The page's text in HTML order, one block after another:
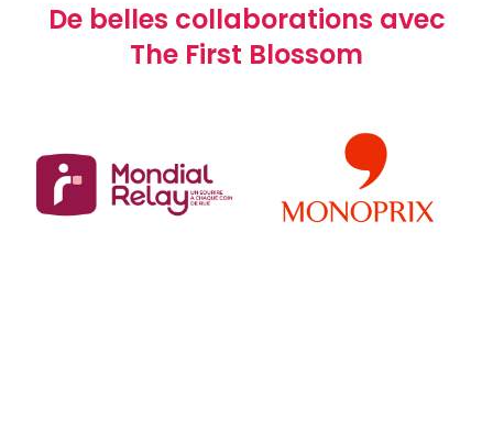
De belles collaborations avec
The First Blossom